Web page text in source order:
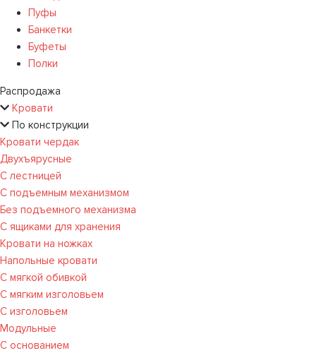
Пуфы
Банкетки
Буфеты
Полки
Распродажа
Кровати
По конструкции
Кровати чердак
Двухъярусные
С лестницей
С подъемным механизмом
Без подъемного механизма
С ящиками для хранения
Кровати на ножках
Напольные кровати
С мягкой обивкой
С мягким изголовьем
С изголовьем
Модульные
С основанием